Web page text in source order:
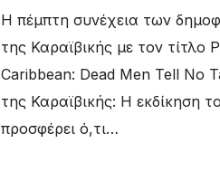
Η πέμπτη συνέχεια των
της Καραϊβικής με τον τίτλο
Caribbean: Dead Men Tell No
της Καραϊβικής: Η εκδίκηση
προσφέρει ό,τι…